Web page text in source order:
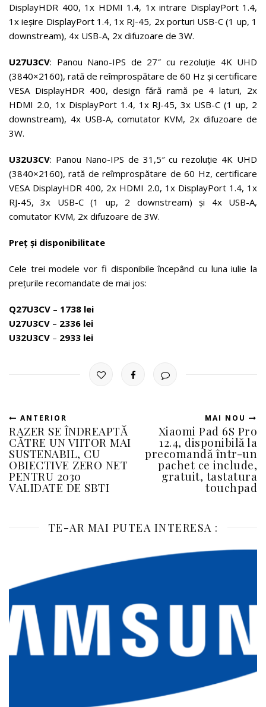
DisplayHDR 400, 1x HDMI 1.4, 1x intrare DisplayPort 1.4,
1x ieșire DisplayPort 1.4, 1x RJ-45, 2x porturi USB-C (1 up, 1
downstream), 4x USB-A, 2x difuzoare de 3W.
U27U3CV: Panou Nano-IPS de 27″ cu rezoluție 4K UHD
(3840×2160), rată de reîmprospătare de 60 Hz și certificare
VESA DisplayHDR 400, design fără ramă pe 4 laturi, 2x
HDMI 2.0, 1x DisplayPort 1.4, 1x RJ-45, 3x USB-C (1 up, 2
downstream), 4x USB-A, comutator KVM, 2x difuzoare de
3W.
U32U3CV: Panou Nano-IPS de 31,5″ cu rezoluție 4K UHD
(3840×2160), rată de reîmprospătare de 60 Hz, certificare
VESA DisplayHDR 400, 2x HDMI 2.0, 1x DisplayPort 1.4, 1x
RJ-45, 3x USB-C (1 up, 2 downstream) și 4x USB-A,
comutator KVM, 2x difuzoare de 3W.
Preț și disponibilitate
Cele trei modele vor fi disponibile începând cu luna iulie la
prețurile recomandate de mai jos:
Q27U3CV – 1738 lei
U27U3CV – 2336 lei
U32U3CV – 2933 lei
ANTERIOR
RAZER SE ÎNDREAPTĂ
CĂTRE UN VIITOR MAI
SUSTENABIL, CU
OBIECTIVE ZERO NET
PENTRU 2030
VALIDATE DE SBTI
MAI NOU
Xiaomi Pad 6S Pro
12.4, disponibilă la
precomandă într-un
pachet ce include,
gratuit, tastatura
touchpad
TE-AR MAI PUTEA INTERESA :